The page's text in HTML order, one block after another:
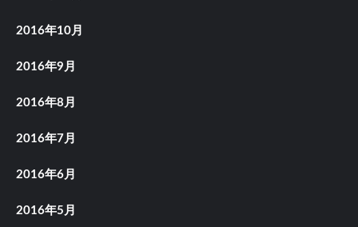
2016年10月
2016年9月
2016年8月
2016年7月
2016年6月
2016年5月